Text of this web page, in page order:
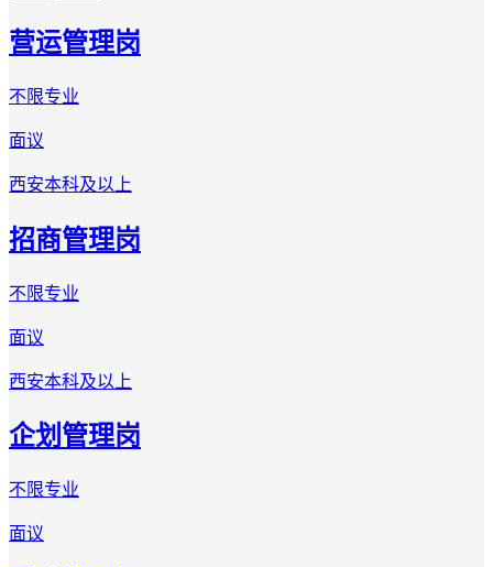
营运管理岗
不限专业
面议
西安本科及以上
招商管理岗
不限专业
面议
西安本科及以上
企划管理岗
不限专业
面议